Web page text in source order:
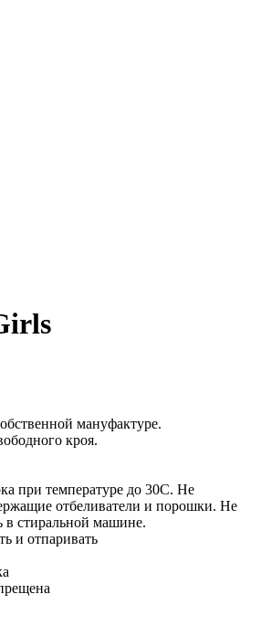
мануфактуре.
кроя.
при температуре до 30С. Не
отбеливатели и порошки. Не
стиральной машине.
и отпаривать